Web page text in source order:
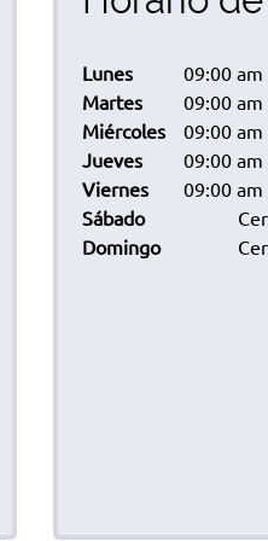
Lunes 09:00 am
Martes
09:00 am
Miércoles
09:00 am
Jueves
09:00 am
Viernes
09:00 am
Sábado
Domingo